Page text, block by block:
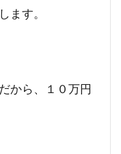
ます。
から、１０万円